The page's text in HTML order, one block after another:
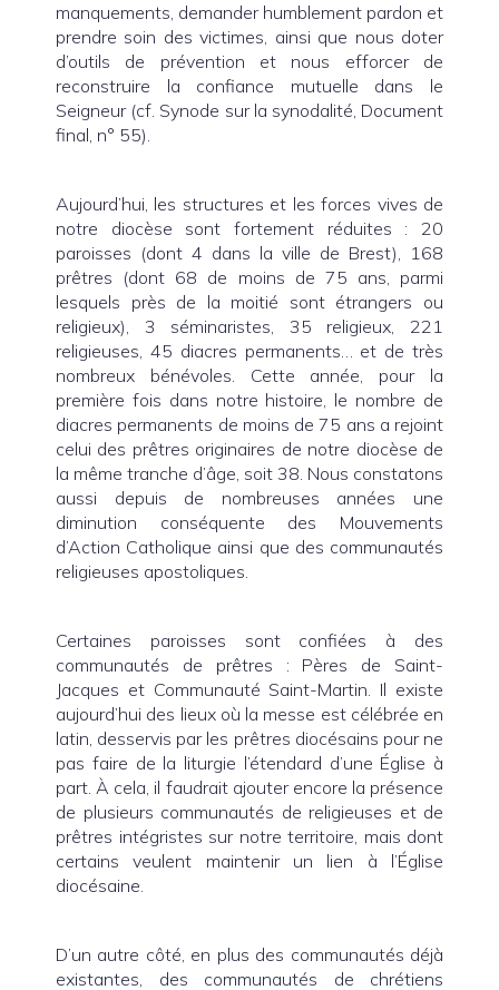
manquements, demander humblement pardon et
prendre soin des victimes, ainsi que nous doter
d’outils de prévention et nous efforcer de
reconstruire la confiance mutuelle dans le
Seigneur (cf. Synode sur la synodalité, Document
final, n° 55).
Aujourd’hui, les structures et les forces vives de
notre diocèse sont fortement réduites : 20
paroisses (dont 4 dans la ville de Brest), 168
prêtres (dont 68 de moins de 75 ans, parmi
lesquels près de la moitié sont étrangers ou
religieux), 3 séminaristes, 35 religieux, 221
religieuses, 45 diacres permanents… et de très
nombreux bénévoles. Cette année, pour la
première fois dans notre histoire, le nombre de
diacres permanents de moins de 75 ans a rejoint
celui des prêtres originaires de notre diocèse de
la même tranche d’âge, soit 38. Nous constatons
aussi depuis de nombreuses années une
diminution conséquente des Mouvements
d’Action Catholique ainsi que des communautés
religieuses apostoliques.
Certaines paroisses sont confiées à des
communautés de prêtres : Pères de Saint-
Jacques et Communauté Saint-Martin. Il existe
aujourd’hui des lieux où la messe est célébrée en
latin, desservis par les prêtres diocésains pour ne
pas faire de la liturgie l’étendard d’une Église à
part. À cela, il faudrait ajouter encore la présence
de plusieurs communautés de religieuses et de
prêtres intégristes sur notre territoire, mais dont
certains veulent maintenir un lien à l’Église
diocésaine.
D’un autre côté, en plus des communautés déjà
existantes, des communautés de chrétiens